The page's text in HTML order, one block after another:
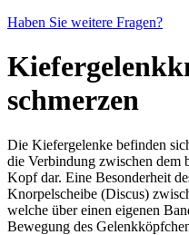
Haben Sie weitere Fragen?
schmerzen
Die Kiefergelenke befinden
die Verbindung zwischen dem
Kopf dar. Eine Besonderheit
Knorpelscheibe (Discus)
welche über einen eigenen
Bewegung des